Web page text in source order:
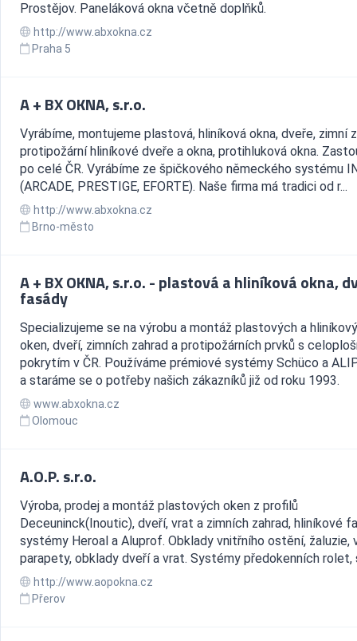
Prostějov. Paneláková okna včetně doplňků.
http://www.abxokna.cz
Praha 5
A + BX OKNA, s.r.o.
Vyrábíme, montujeme plastová, hliníková okna, dveře, zimní
protipožární hliníkové dveře a okna, protihluková okna.
po celé ČR. Vyrábíme ze špičkového německého systému
(ARCADE, PRESTIGE, EFORTE). Naše firma má tradici od r...
http://www.abxokna.cz
Brno-město
A + BX OKNA, s.r.o. - plastová a hliníková okna,
fasády
Specializujeme se na výrobu a montáž plastových a
oken, dveří, zimních zahrad a protipožárních prvků s
pokrytím v ČR. Používáme prémiové systémy Schüco a
a staráme se o potřeby našich zákazníků již od roku 1993.
www.abxokna.cz
Olomouc
A.O.P. s.r.o.
Výroba, prodej a montáž plastových oken z profilů
Deceuninck(Inoutic), dveří, vrat a zimních zahrad, hliníkové
systémy Heroal a Aluprof. Obklady vnitřního ostění, žaluzie,
parapety, obklady dveří a vrat. Systémy předokenních rolet,
http://www.aopokna.cz
Přerov